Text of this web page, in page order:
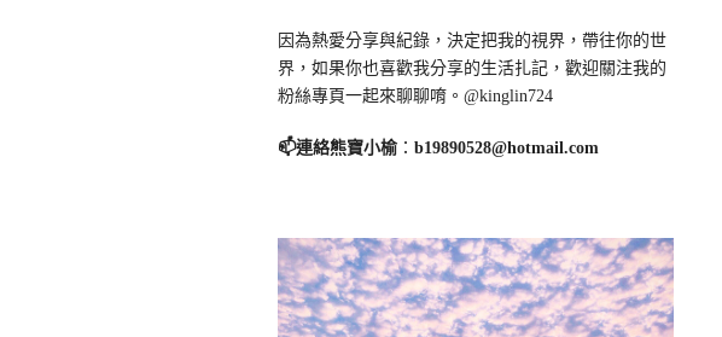
因為熱愛分享與紀錄，決定把我的視界，帶往你的世
界，如果你也喜歡我分享的生活扎記，歡迎關注我的
粉絲專頁一起來聊聊唷。@kinglin724
📫連絡熊寶小榆： b19890528@hotmail.com